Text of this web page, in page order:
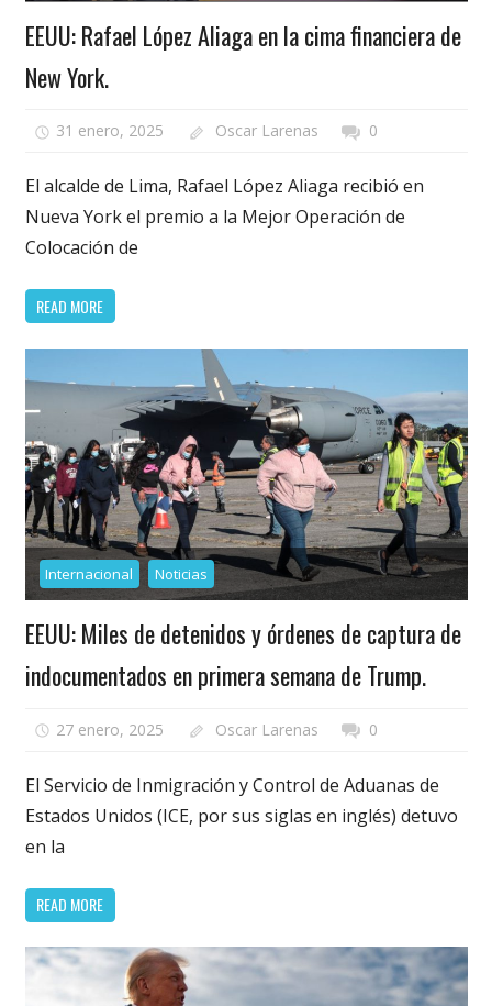
EEUU: Rafael López Aliaga en la cima financiera de
New York.
31 enero, 2025 Oscar Larenas 0
El alcalde de Lima, Rafael López Aliaga recibió en
Nueva York el premio a la Mejor Operación de
Colocación de
READ MORE
Internacional Noticias
EEUU: Miles de detenidos y órdenes de captura de
indocumentados en primera semana de Trump.
27 enero, 2025 Oscar Larenas 0
El Servicio de Inmigración y Control de Aduanas de
Estados Unidos (ICE, por sus siglas en inglés) detuvo
en la
READ MORE